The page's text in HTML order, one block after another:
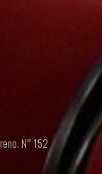
N° 152